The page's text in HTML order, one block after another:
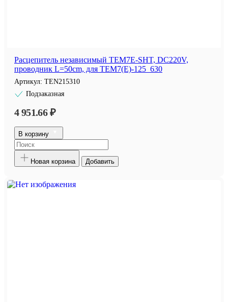
Расцепитель независимый TEM7E-SHT, DC220V,
проводник L=50cm, для TEM7(E)-125_630
Артикул: TEN215310
Подзаказная
4 951.66 ₽
В корзину
Новая корзина Добавить